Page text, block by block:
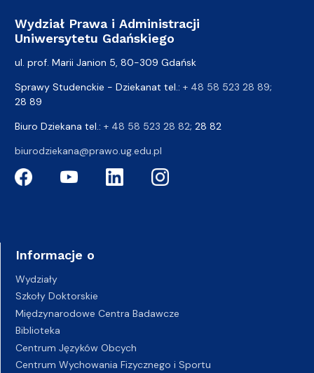
Wydział Prawa i Administracji
Uniwersytetu Gdańskiego
ul. prof. Marii Janion 5, 80-309 Gdańsk
Sprawy Studenckie - Dziekanat tel.: + 48 58 523 28 89;
28 89
Biuro Dziekana tel.: + 48 58 523 28 82; 28 82
biurodziekana@prawo.ug.edu.pl
Informacje o
Wydziały
Szkoły Doktorskie
Międzynarodowe Centra Badawcze
Biblioteka
Centrum Języków Obcych
Centrum Wychowania Fizycznego i Sportu